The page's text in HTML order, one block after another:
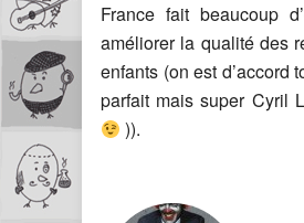
France fait beaucoup
améliorer la qualité des
enfants (on est d’accord
parfait mais super Cyril
)).